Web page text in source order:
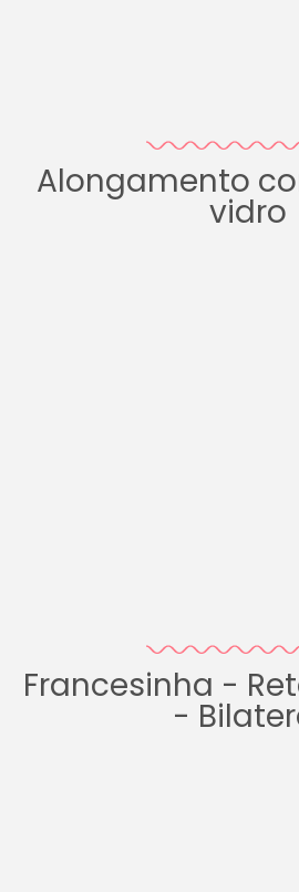
Alongamento
vidro
Francesinha -
-